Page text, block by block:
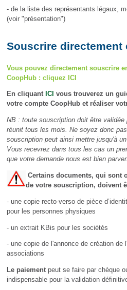
- de la liste des représentants légaux,
(voir "présentation")
Souscrire directement
Vous pouvez directement souscrire
CoopHub : cliquez ICI
En cliquant ICI vous trouverez un
votre compte CoopHub et réaliser
NB : toute souscription doit être
réunit tous les mois. Ne soyez donc
souscription peut ainsi mettre jusqu'à
Vous recevrez dans tous les cas un
que votre demande nous est bien
Certains documents, qui sont
de votre souscription, doivent
- une copie recto-verso de pièce
pour les personnes physiques
- un extrait KBis pour les sociétés
- une copie de l'annonce de création de
associations
Le paiementpeut se faire par chèque
indispensable pour la validation